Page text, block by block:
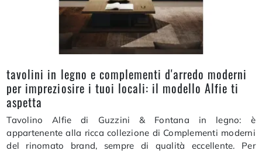
tavolini in legno e complementi d'arredo moderni
per impreziosire i tuoi locali: il modello Alfie ti
aspetta
Tavolino Alfie di Guzzini & Fontana in legno: è
appartenente alla ricca collezione di Complementi moderni
del rinomato brand, sempre di qualità eccellente. Per